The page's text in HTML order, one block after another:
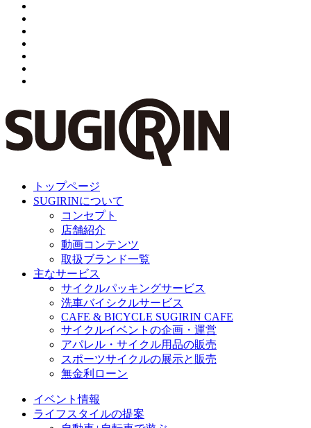
トップページ
SUGIRINについて
コンセプト
店舗紹介
動画コンテンツ
取扱ブランド一覧
主なサービス
サイクルパッキングサービス
洗車バイシクルサービス
CAFE & BICYCLE SUGIRIN CAFE
サイクルイベントの企画・運営
アパレル・サイクル用品の販売
スポーツサイクルの展示と販売
無金利ローン
イベント情報
ライフスタイルの提案